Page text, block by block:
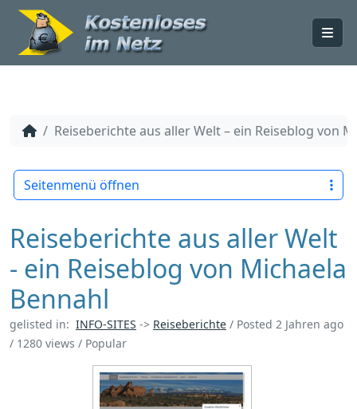
Reiseberichte aus aller Welt – ein Reiseblog von
Reiseberichte aus aller Welt
- ein Reiseblog von Michaela
Bennahl
gelisted in: INFO-SITES -> Reiseberichte / Posted 2 Jahren ago
/ 1280 views / Popular
Seitenmenü öffnen